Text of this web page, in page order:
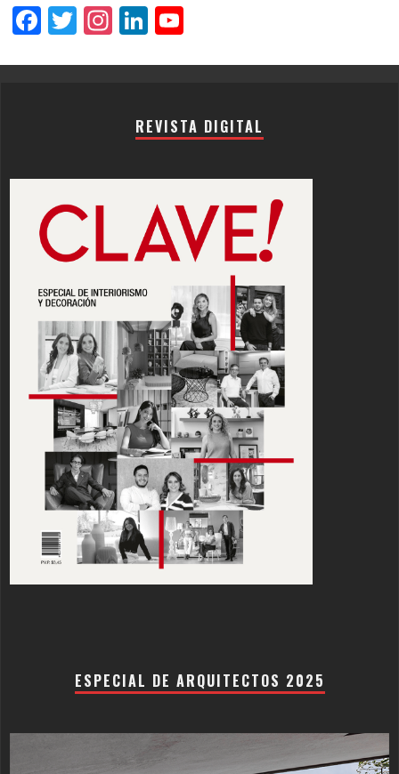
Facebook
Twitter
Instagram
LinkedIn
REVISTA DIGITAL
ESPECIAL DE ARQUITECTOS 2025